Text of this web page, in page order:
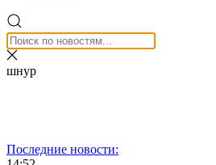
шнур
Последние новости: